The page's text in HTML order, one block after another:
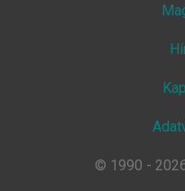
© 1990 -